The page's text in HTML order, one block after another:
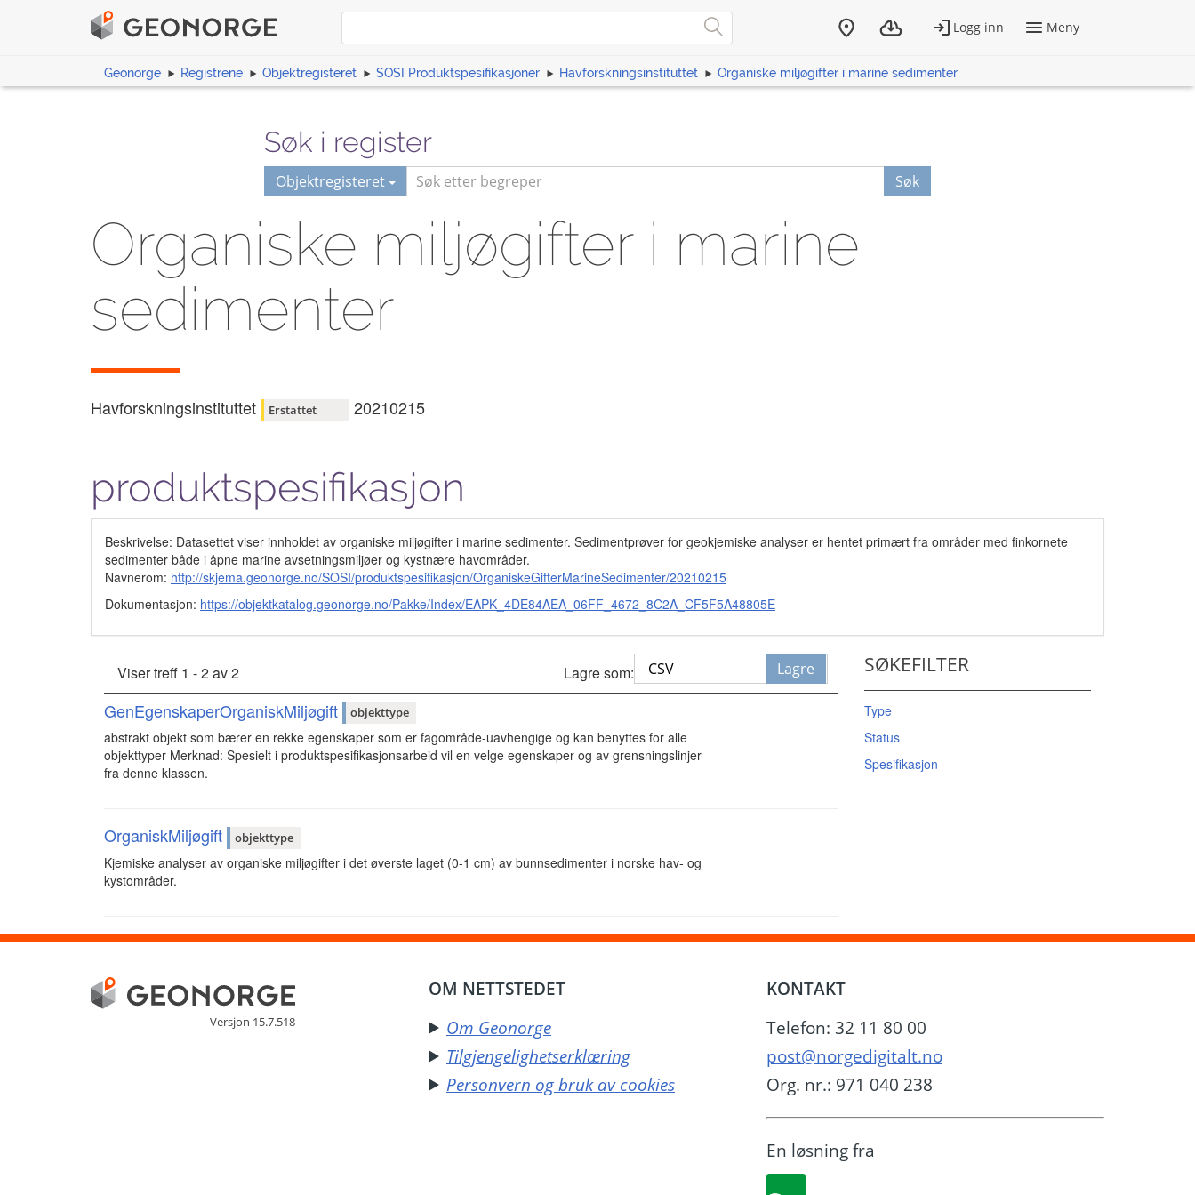
Geonorge Registrene Objektregisteret SOSI Produktspesifikasjoner Havforskningsinstituttet Organiske miljøgifter i marine sedimenter
Søk i register
Objektregisteret Søk
Organiske miljøgifter i marine
sedimenter
Havforskningsinstituttet Erstattet 20210215
produktspesifikasjon
Beskrivelse: Datasettet viser innholdet av organiske miljøgifter i marine sedimenter. Sedimentprøver for geokjemiske analyser er hentet primært fra områder med finkornete
sedimenter både i åpne marine avsetningsmiljøer og kystnære havområder.
Navnerom: http://skjema.geonorge.no/SOSI/produktspesifikasjon/OrganiskeGifterMarineSedimenter/20210215
Dokumentasjon: https://objektkatalog.geonorge.no/Pakke/Index/EAPK_4DE84AEA_06FF_4672_8C2A_CF5F5A48805E
Viser treff 1 - 2 av 2 Lagre som: Lagre
GenEgenskaperOrganiskMiljøgift objekttype
abstrakt objekt som bærer en rekke egenskaper som er fagområde-uavhengige og kan benyttes for alle
objekttyper Merknad: Spesielt i produktspesifikasjonsarbeid vil en velge egenskaper og av grensningslinjer
fra denne klassen.
OrganiskMiljøgift objekttype
Kjemiske analyser av organiske miljøgifter i det øverste laget (0-1 cm) av bunnsedimenter i norske hav- og
kystområder.
SØKEFILTER
Type
Status
Spesifikasjon